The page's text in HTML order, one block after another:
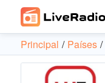
Principal Países